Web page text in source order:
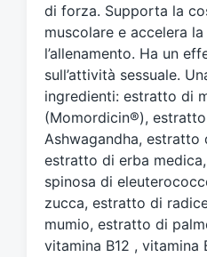
o
n
di forza. Supporta la
muscolare e accelera
l’allenamento. Ha un
sull’attività sessuale.
ingredienti: estratto di
(Momordicin®),
Ashwagandha,
estratto di erba
spinosa di
zucca, estratto di
mumio, estratto di
vitamina B12 , vitamina